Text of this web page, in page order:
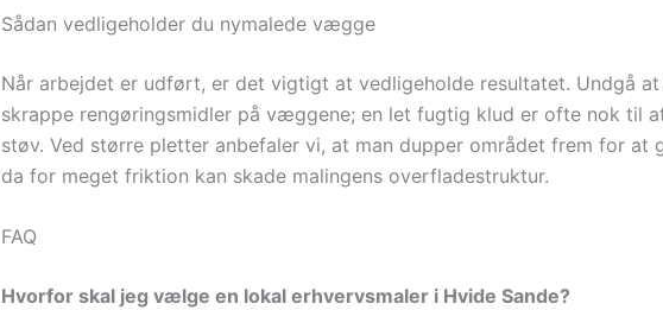
Sådan vedligeholder du nymalede vægge
Når arbejdet er udført, er det vigtigt at vedligeholde resultatet. Undgå
skrappe rengøringsmidler på væggene; en let fugtig klud er ofte nok til
støv. Ved større pletter anbefaler vi, at man dupper området frem for at
da for meget friktion kan skade malingens overfladestruktur.
FAQ
Hvorfor skal jeg vælge en lokal erhvervsmaler i Hvide Sande?